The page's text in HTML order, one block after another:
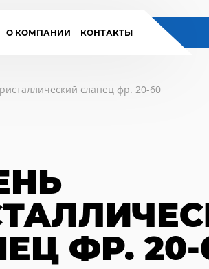
О КОМПАНИИ КОНТАКТЫ
сланец фр. 20-60
ФР. 20-